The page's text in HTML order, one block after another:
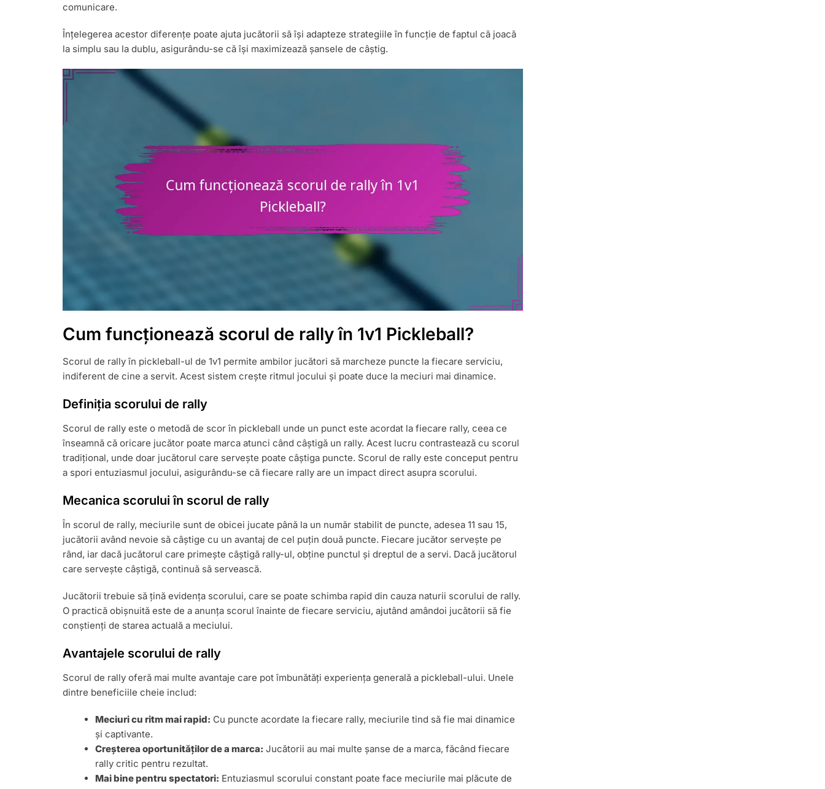
comunicare.
Înțelegerea acestor diferențe poate ajuta jucătorii să își adapteze strategiile în funcție de faptul că joacă
la simplu sau la dublu, asigurându-se că își maximizează șansele de câștig.
Cum funcționează scorul de rally în 1v1 Pickleball?
Scorul de rally în pickleball-ul de 1v1 permite ambilor jucători să marcheze puncte la fiecare serviciu,
indiferent de cine a servit. Acest sistem crește ritmul jocului și poate duce la meciuri mai dinamice.
Definiția scorului de rally
Scorul de rally este o metodă de scor în pickleball unde un punct este acordat la fiecare rally, ceea ce
înseamnă că oricare jucător poate marca atunci când câștigă un rally. Acest lucru contrastează cu scorul
tradițional, unde doar jucătorul care servește poate câștiga puncte. Scorul de rally este conceput pentru
a spori entuziasmul jocului, asigurându-se că fiecare rally are un impact direct asupra scorului.
Mecanica scorului în scorul de rally
În scorul de rally, meciurile sunt de obicei jucate până la un număr stabilit de puncte, adesea 11 sau 15,
jucătorii având nevoie să câștige cu un avantaj de cel puțin două puncte. Fiecare jucător servește pe
rând, iar dacă jucătorul care primește câștigă rally-ul, obține punctul și dreptul de a servi. Dacă jucătorul
care servește câștigă, continuă să servească.
Jucătorii trebuie să țină evidența scorului, care se poate schimba rapid din cauza naturii scorului de rally.
O practică obișnuită este de a anunța scorul înainte de fiecare serviciu, ajutând amândoi jucătorii să fie
conștienți de starea actuală a meciului.
Avantajele scorului de rally
Scorul de rally oferă mai multe avantaje care pot îmbunătăți experiența generală a pickleball-ului. Unele
dintre beneficiile cheie includ:
Meciuri cu ritm mai rapid: Cu puncte acordate la fiecare rally, meciurile tind să fie mai dinamice
și captivante.
Creșterea oportunităților de a marca: Jucătorii au mai multe șanse de a marca, făcând fiecare
rally critic pentru rezultat.
Mai bine pentru spectatori: Entuziasmul scorului constant poate face meciurile mai plăcute de